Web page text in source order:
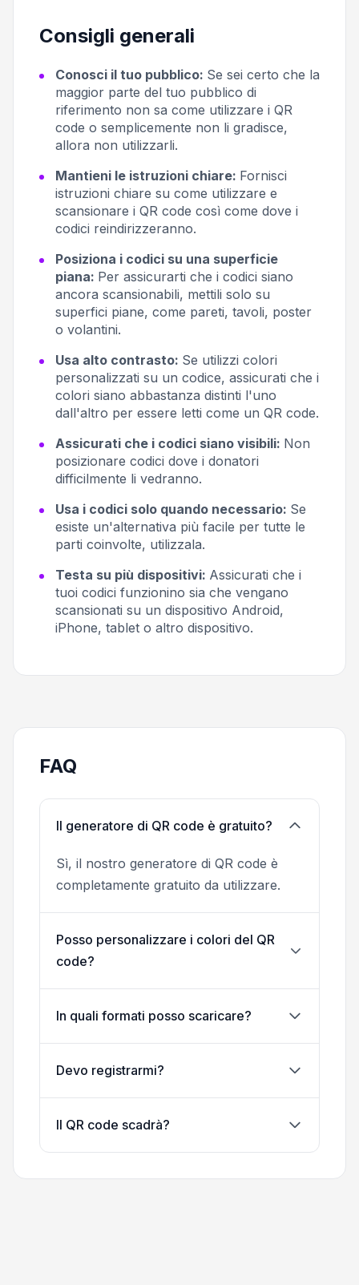
Consigli generali
Conosci il tuo pubblico: Se sei certo che la
maggior parte del tuo pubblico di
riferimento non sa come utilizzare i QR
code o semplicemente non li gradisce,
allora non utilizzarli.
Mantieni le istruzioni chiare: Fornisci
istruzioni chiare su come utilizzare e
scansionare i QR code così come dove i
codici reindirizzeranno.
Posiziona i codici su una superficie
piana: Per assicurarti che i codici siano
ancora scansionabili, mettili solo su
superfici piane, come pareti, tavoli, poster
o volantini.
Usa alto contrasto: Se utilizzi colori
personalizzati su un codice, assicurati che i
colori siano abbastanza distinti l'uno
dall'altro per essere letti come un QR code.
Assicurati che i codici siano visibili: Non
posizionare codici dove i donatori
difficilmente li vedranno.
Usa i codici solo quando necessario: Se
esiste un'alternativa più facile per tutte le
parti coinvolte, utilizzala.
Testa su più dispositivi: Assicurati che i
tuoi codici funzionino sia che vengano
scansionati su un dispositivo Android,
iPhone, tablet o altro dispositivo.
FAQ
Il generatore di QR code è gratuito?
Sì, il nostro generatore di QR code è
completamente gratuito da utilizzare.
Posso personalizzare i colori del QR
code?
In quali formati posso scaricare?
Devo registrarmi?
Il QR code scadrà?